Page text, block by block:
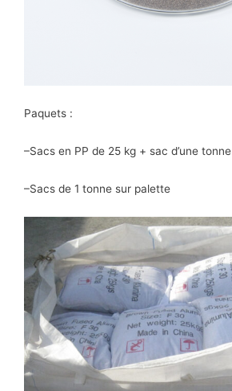
Paquets :
–Sacs en PP de 25 kg + sac d’une tonne
–Sacs de 1 tonne sur palette